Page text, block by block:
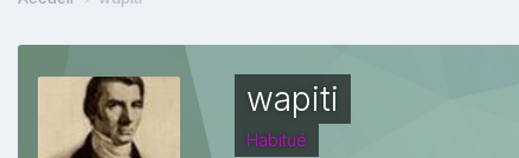
wapiti
Habitué